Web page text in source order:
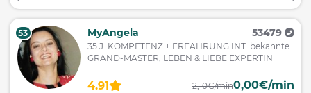
53 MyAngela 53479
35 J. KOMPETENZ + ERFAHRUNG INT. bekannte
GRAND-MASTER, LEBEN & LIEBE EXPERTIN
4.91 2,10€/min0,00€/min